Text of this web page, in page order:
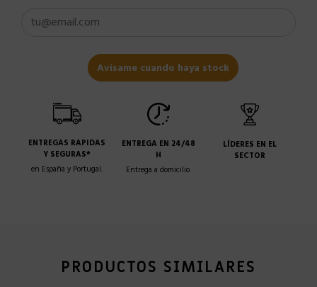
Avisame cuando haya stock
ENTREGAS RAPIDAS
Y SEGURAS*
en España y Portugal.
ENTREGA EN 24/48
H
Entrega a domicilio.
LÍDERES EN EL
SECTOR
PRODUCTOS SIMILARES